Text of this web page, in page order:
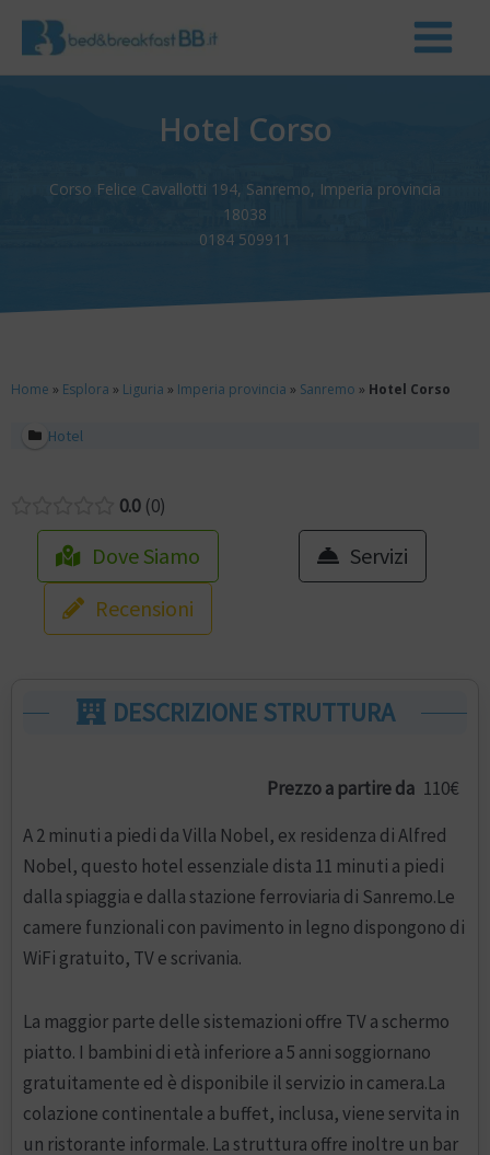
Hotel Corso
Corso Felice Cavallotti 194, Sanremo, Imperia provincia
18038
0184 509911
Home » Esplora » Liguria » Imperia provincia » Sanremo » Hotel Corso
Hotel
0.0 0
Dove Siamo
Servizi
Recensioni
DESCRIZIONE STRUTTURA
Prezzo a partire da 110€
A 2 minuti a piedi da Villa Nobel, ex residenza di Alfred
Nobel, questo hotel essenziale dista 11 minuti a piedi
dalla spiaggia e dalla stazione ferroviaria di Sanremo.Le
camere funzionali con pavimento in legno dispongono di
WiFi gratuito, TV e scrivania.
La maggior parte delle sistemazioni offre TV a schermo
piatto. I bambini di età inferiore a 5 anni soggiornano
gratuitamente ed è disponibile il servizio in camera.La
colazione continentale a buffet, inclusa, viene servita in
un ristorante informale. La struttura offre inoltre un bar